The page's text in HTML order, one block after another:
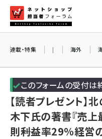
ン
ネット
amazon (2258)
yahoo (1907)
連載・特集 | 海外
このフォームの受付は
【読者プレゼント】
木下氏の著書『売
則――利益率29％経